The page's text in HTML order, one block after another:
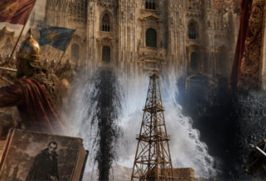
"Дүнжингарав" худалдааны төвийн авто